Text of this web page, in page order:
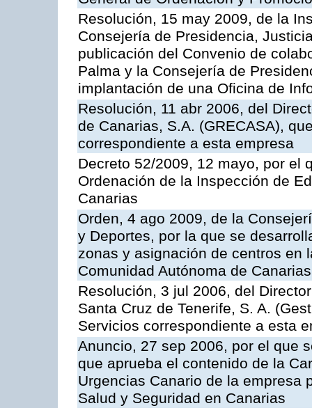
Resolución, 15 may 2009, de la
Consejería de Presidencia,
publicación del Convenio de
Palma y la Consejería de
implantación de una Oficina de
Resolución, 11 abr 2006, del
de Canarias, S.A. (GRECASA),
correspondiente a esta empresa
Decreto 52/2009, 12 mayo, por el
Ordenación de la Inspección de
Canarias
Orden, 4 ago 2009, de la
y Deportes, por la que se
zonas y asignación de centros en
Comunidad Autónoma de Canarias
Resolución, 3 jul 2006, del
Santa Cruz de Tenerife, S. A.
Servicios correspondiente a esta
Anuncio, 27 sep 2006, por el que
que aprueba el contenido de la
Urgencias Canario de la empresa
Salud y Seguridad en Canarias